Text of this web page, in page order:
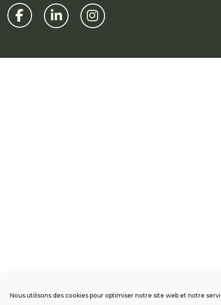
Nous utilisons des cookies pour optimiser notre site web et notre